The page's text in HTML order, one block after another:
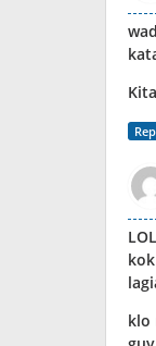
klo